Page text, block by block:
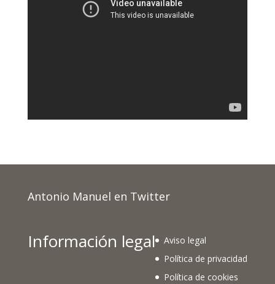
Antonio Manuel en Twitter
Información legal
Aviso legal
Política de privacidad
Política de cookies